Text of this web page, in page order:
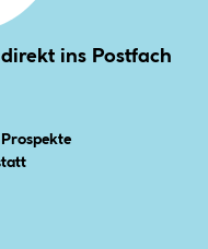
ins Postfach